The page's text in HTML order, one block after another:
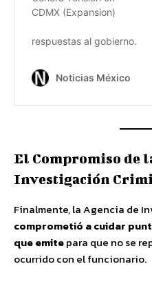
El Compromiso de
Investigación
Finalmente, la Agencia de
comprometió a cuidar
que emitepara que no se
ocurrido con el funcionario.